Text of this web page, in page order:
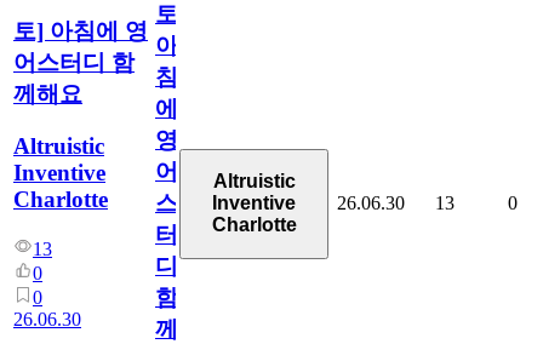
토] 아침에 영
어스터디 함
께해요
Altruistic
Inventive
Charlotte
13
0
0
26.06.30
토]
아
침
에
영
어
스
터
디
함
께
Altruistic
Inventive
Charlotte
26.06.30 13 0